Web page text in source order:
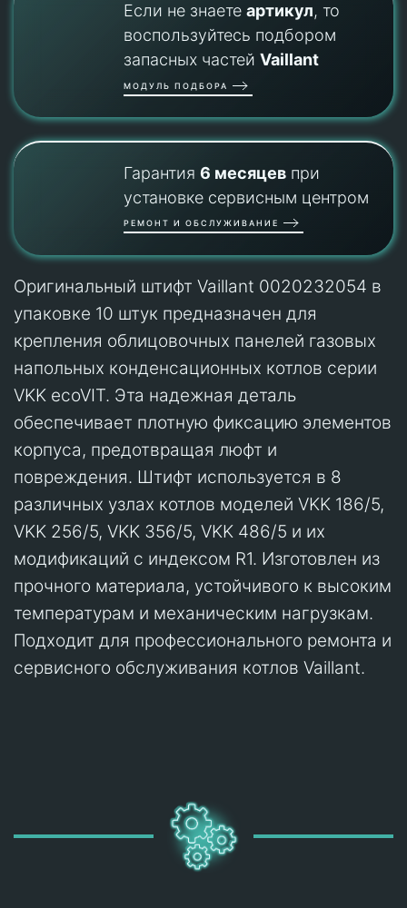
Если не знаете артикул, то
воспользуйтесь подбором
запасных частей Vaillant
МОДУЛЬ ПОДБОРА
Гарантия 6 месяцевпри
установке сервисным центром
РЕМОНТ И ОБСЛУЖИВАНИЕ
Оригинальный штифт Vaillant 0020232054 в
упаковке 10 штук предназначен для
крепления облицовочных панелей газовых
напольных конденсационных котлов серии
VKK ecoVIT. Эта надежная деталь
обеспечивает плотную фиксацию элементов
корпуса, предотвращая люфт и
повреждения. Штифт используется в 8
различных узлах котлов моделей VKK 186/5,
VKK 256/5, VKK 356/5, VKK 486/5 и их
модификаций с индексом R1. Изготовлен из
прочного материала, устойчивого к высоким
температурам и механическим нагрузкам.
Подходит для профессионального ремонта и
сервисного обслуживания котлов Vaillant.